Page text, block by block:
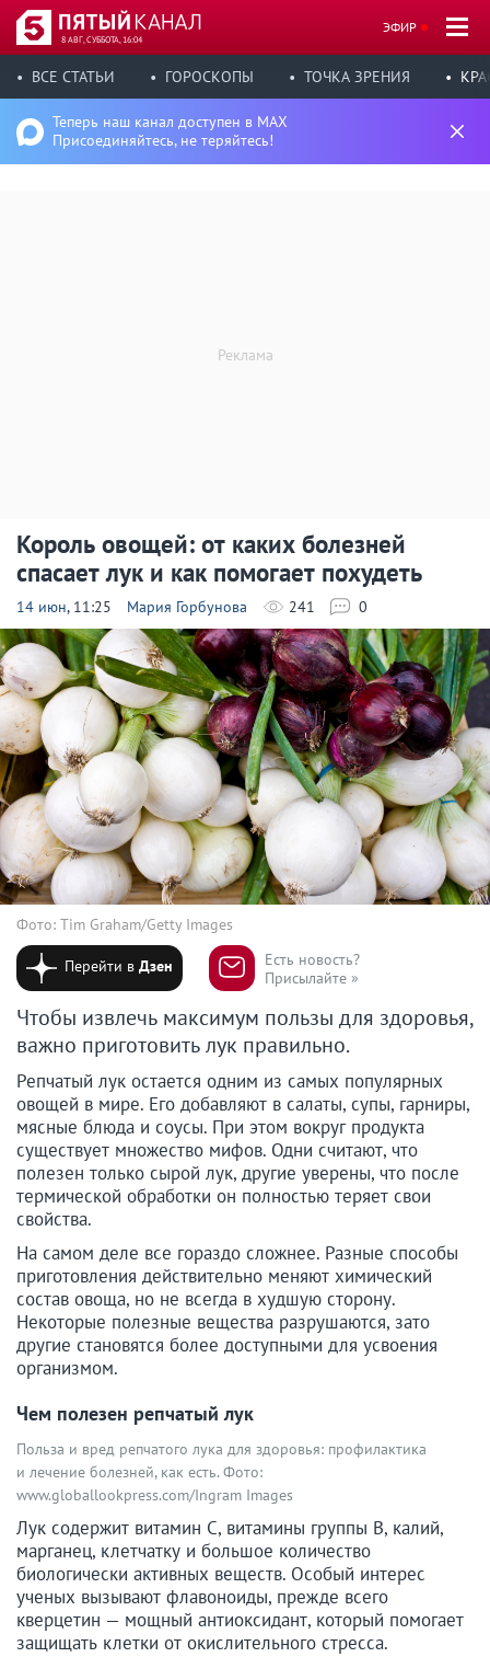
8 АВГ, СУББОТА, 16:04
ЭФИР
ВСЕ СТАТЬИ ГОРОСКОПЫ ТОЧКА ЗРЕНИЯ
Теперь наш канал доступен в MAX
Присоединяйтесь, не теряйтесь!
Король овощей: от каких болезней
спасает лук и как помогает похудеть
14 июн, 11:25 Мария Горбунова 241 0
Фото: Tim Graham/Getty Images
Перейти вДзен
Есть новость?
Присылайте »
Чтобы извлечь максимум пользы для здоровья,
важно приготовить лук правильно.
Репчатый лук остается одним из самых популярных
овощей в мире. Его добавляют в салаты, супы, гарниры,
мясные блюда и соусы. При этом вокруг продукта
существует множество мифов. Одни считают, что
полезен только сырой лук, другие уверены, что после
термической обработки он полностью теряет свои
свойства.
На самом деле все гораздо сложнее. Разные способы
приготовления действительно меняют химический
состав овоща, но не всегда в худшую сторону.
Некоторые полезные вещества разрушаются, зато
другие становятся более доступными для усвоения
организмом.
Чем полезен репчатый лук
Польза и вред репчатого лука для здоровья: профилактика
и лечение болезней, как есть. Фото:
www.globallookpress.com/Ingram Images
Лук содержит витамин С, витамины группы B, калий,
марганец, клетчатку и большое количество
биологически активных веществ. Особый интерес
ученых вызывают флавоноиды, прежде всего
кверцетин — мощный антиоксидант, который помогает
защищать клетки от окислительного стресса.